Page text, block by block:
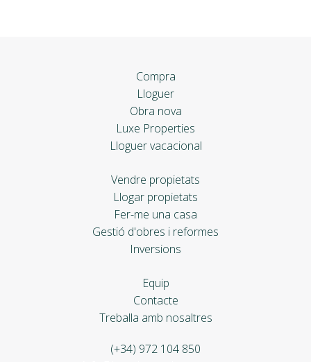
Compra
Lloguer
Obra nova
Luxe Properties
Lloguer vacacional
Vendre propietats
Llogar propietats
Fer-me una casa
Gestió d'obres i reformes
Inversions
Equip
Contacte
Treballa amb nosaltres
(+34) 972 104 850